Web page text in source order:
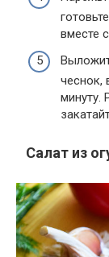
вместе
чеснок,
минуту.
Салат из